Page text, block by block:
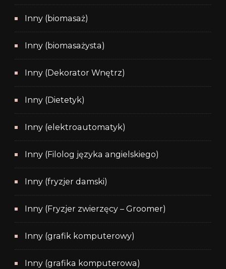
Inny (biomasaż)
Inny (biomasażysta)
Inny (Dekorator Wnętrz)
Inny (Dietetyk)
Inny (elektroautomatyk)
Inny (Filolog języka angielskiego)
Inny (fryzjer damski)
Inny (Fryzjer zwierzęcy – Groomer)
Inny (grafik komputerowy)
Inny (grafika komputerowa)